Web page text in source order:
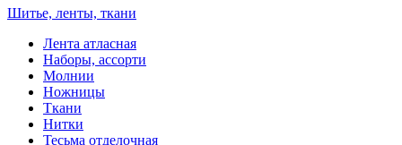
Шитье, ленты, ткани
Лента атласная
Наборы, ассорти
Молнии
Ножницы
Ткани
Нитки
Тесьма отделочная